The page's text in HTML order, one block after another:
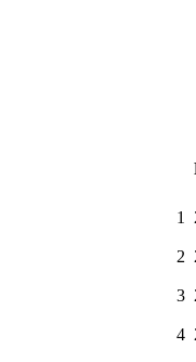
1
2
3
4